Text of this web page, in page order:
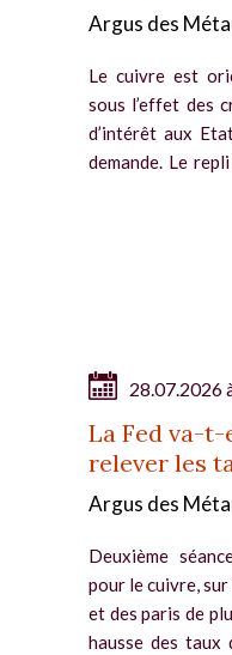
Argus des
Le cuivre est
sous l’effet des
d’intérêt aux
demande. Le
28.07.2026
La Fed va-
relever les
Argus des
Deuxième
pour le cuivre,
et des paris de
hausse des taux